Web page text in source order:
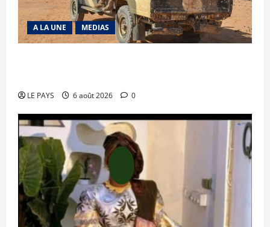
A LA UNE MEDIAS
LE PAYS 6 août 2026 0